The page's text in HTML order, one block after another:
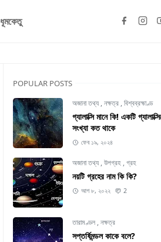
ধূমকেতু
POPULAR POSTS
অজানা তথ্য ,নক্ষত্র ,বিশ্বব্রহ্মাণ্ড
গ্যালাক্সি মানে কি! একটি
সংখ্যা কত থাকে
ফেব ১৯, ২০২৪
অজানা তথ্য ,উপগ্রহ ,গ্রহ
নয়টি গ্রহের নাম কি কি?
আগ ৮, ২০২২ 2
তারামণ্ডল ,নক্ষত্র
সপ্তর্ষিমন্ডল কাকে বলে?